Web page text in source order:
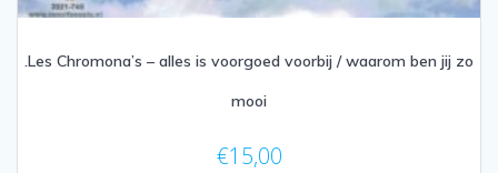
.Les Chromona’s – alles is voorgoed voorbij / waarom ben jij zo
mooi
€15,00